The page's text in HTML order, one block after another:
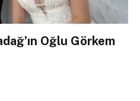
Oğlu Görkem